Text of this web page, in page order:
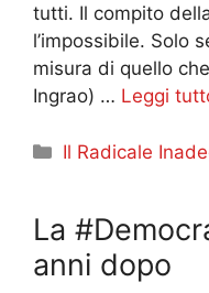
tutti. Il compito
l’impossibile. Solo
misura di quello
Ingrao) … Leggi
Categorie
Il Radicale
La
anni dopo